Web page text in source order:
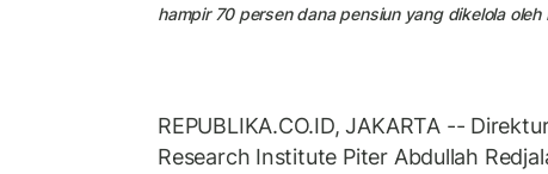
hampir 70 persen dana pensiun yang dikelola
REPUBLIKA.CO.ID, JAKARTA --
Research Institute Piter Abdullah